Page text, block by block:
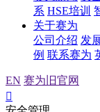
系 HSE培训
关于赛为
公司介绍 发
例 联系赛为
EN 赛为旧官网
